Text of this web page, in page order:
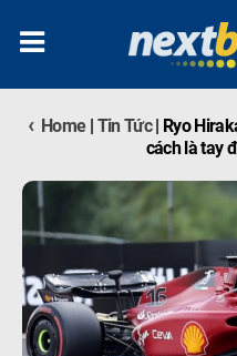
‹ Home | Tin Tức | Ryo
cách là tay